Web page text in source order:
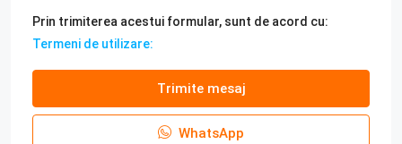
Prin trimiterea acestui formular, sunt de acord cu:
Termeni de utilizare:
Trimite mesaj
WhatsApp